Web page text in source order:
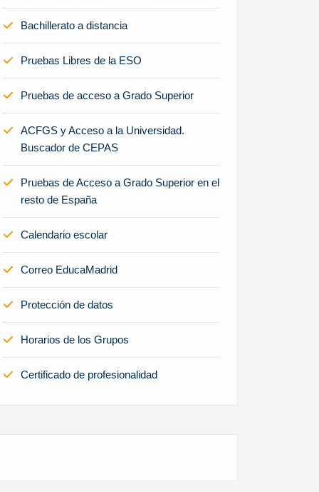
Bachillerato a distancia
Pruebas Libres de la ESO
Pruebas de acceso a Grado Superior
ACFGS y Acceso a la Universidad.
Buscador de CEPAS
Pruebas de Acceso a Grado Superior en el
resto de España
Calendario escolar
Correo EducaMadrid
Protección de datos
Horarios de los Grupos
Certificado de profesionalidad